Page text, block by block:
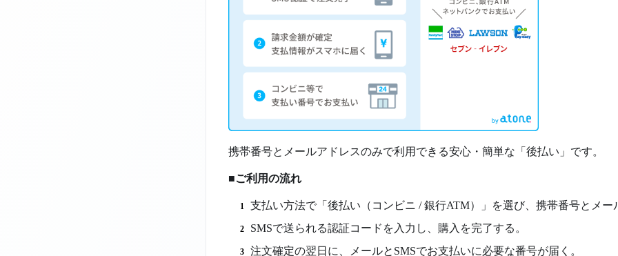
携帯番号とメールアドレスのみで利用できる安心・簡単な「後払い」です。
■ご利用の流れ
支払い方法で「後払い（コンビニ / 銀行ATM）」を選び、携帯番号とメー
SMSで送られる認証コードを入力し、購入を完了する。
注文確定の翌日に、メールとSMSでお支払いに必要な番号が届く。